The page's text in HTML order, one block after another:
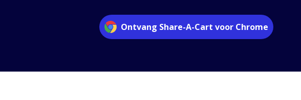
Ontvang Share-A-Cart voor Chrome